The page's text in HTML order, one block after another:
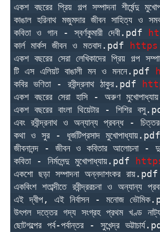
একশ বছরের প্রিয় গল্প সম্পাদনা শীর্ষেন্দু
কাঙাল হরিনাথ মজুমদার জীবন সাহিত্য
কবিতা ও গান - স্বর্ণকুমারী দেবী.pdf
কার্ল মার্কস জীবন ও মতবাদ.pdf
একশ বছরের সেরা লেখিকাদের প্রিয় গল্প
টি এস এলিয়ট বাঙালী মন ও মননে.pdf
কবির ভণিতা - রবীন্দ্রনাথ ঠাকুর.pdf
একশ বছরের সেরা হাসি - অরুণ
একশ বছরের বাংলা থিয়েটার - শিশির
এবং রবীন্দ্রনাথ ও অন্যান্য প্রবন্ধ -
কথা ও সুর - ধূর্জটিপ্রসাদ
জীবনানন্দ - জীবন ও কবিতার আলোচনা -
কবিতা - নির্মলেন্দু মুখোপাধ্যায়.pdf
একশো ছড়া সম্পাদনা অন্নদাশংকর রায়.pdf
একবিংশ শতাব্দীতে রবীন্দ্ররচনা ও
এই দ্বীপ, এই নির্বাসন - মনোজ
উৎপল দত্তের গদ্য সংগ্রহ প্রথম খণ্ড
ছোটগল্পের পর্ব-পর্বান্তর - সুখেন্দ্র